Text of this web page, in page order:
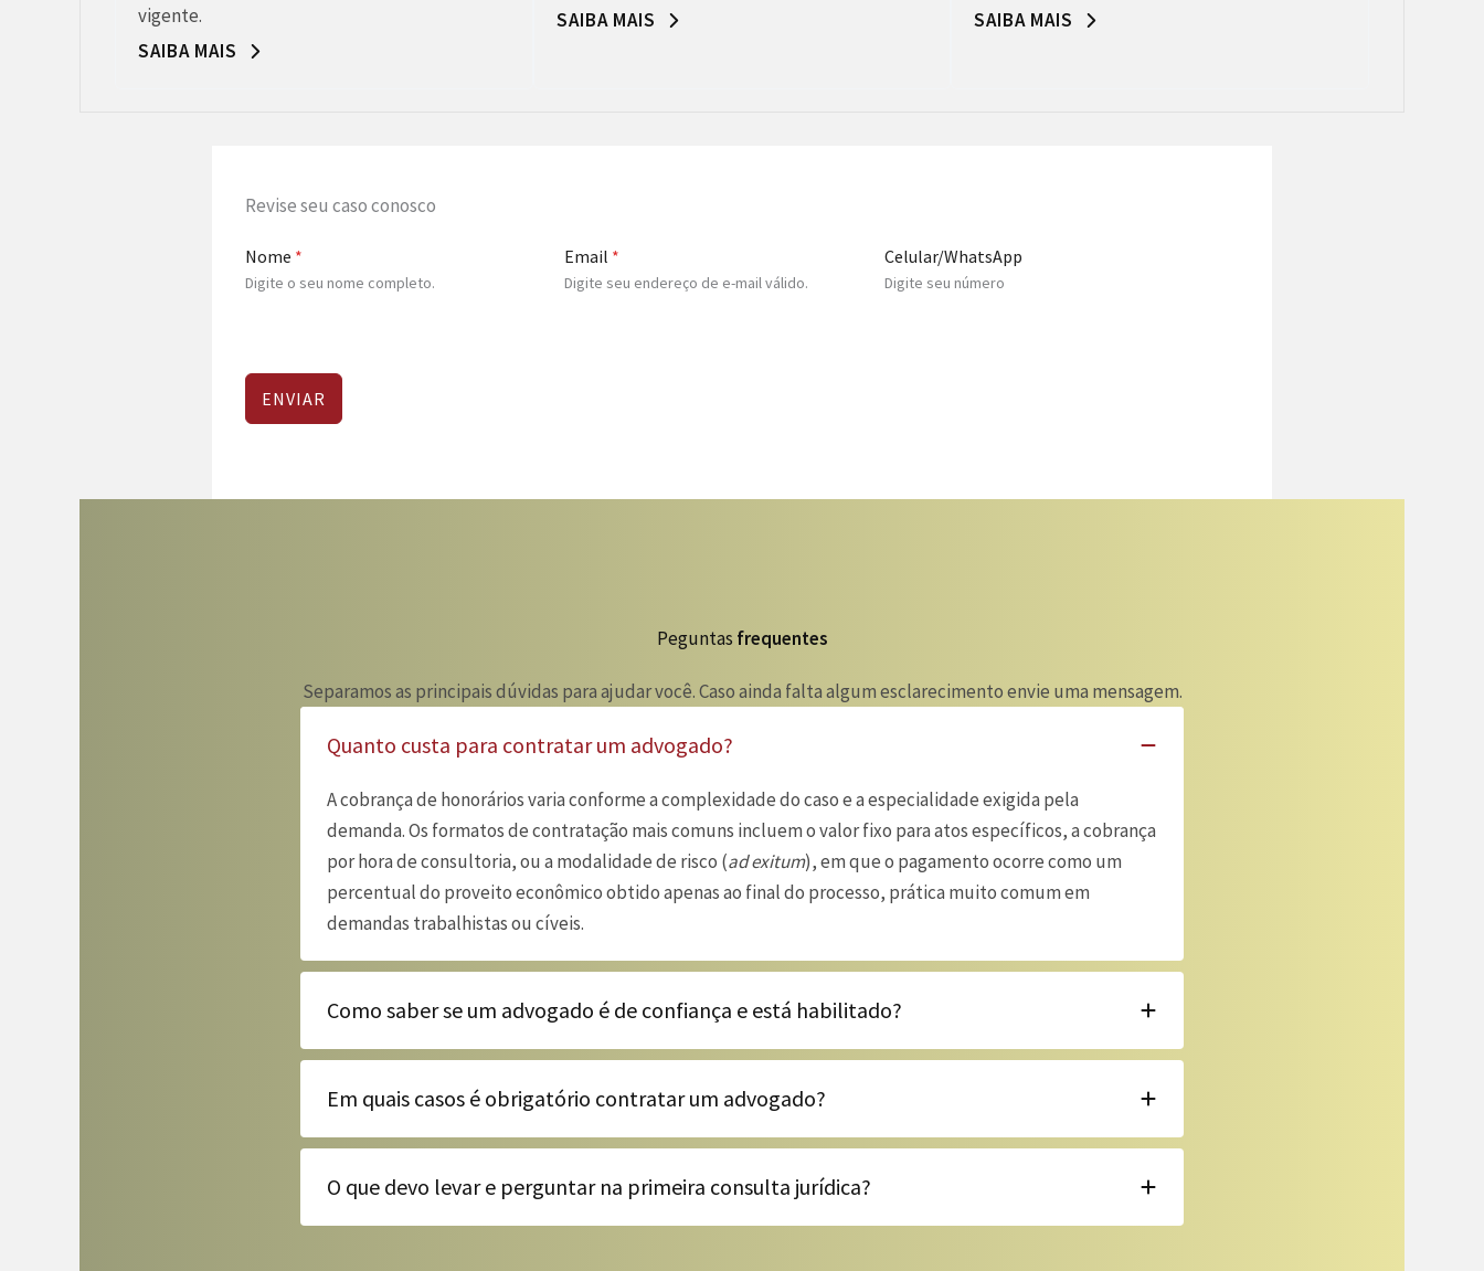
vigente.
SAIBA MAIS
SAIBA MAIS
SAIBA MAIS
Revise seu caso conosco
Nome *
Digite o seu nome completo.
Email *
Digite seu endereço de e-mail válido.
Celular/WhatsApp
Digite seu número
ENVIAR
Peguntas frequentes
Separamos as principais dúvidas para ajudar você. Caso ainda falta algum esclarecimento envie uma mensagem.
Quanto custa para contratar um advogado?
A cobrança de honorários varia conforme a complexidade do caso e a especialidade exigida pela
demanda. Os formatos de contratação mais comuns incluem o valor fixo para atos específicos, a cobrança
por hora de consultoria, ou a modalidade de risco (ad exitum), em que o pagamento ocorre como um
percentual do proveito econômico obtido apenas ao final do processo, prática muito comum em
demandas trabalhistas ou cíveis.
Como saber se um advogado é de confiança e está habilitado?
Em quais casos é obrigatório contratar um advogado?
O que devo levar e perguntar na primeira consulta jurídica?